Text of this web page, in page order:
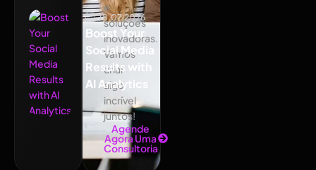
18.07.2026
Boost Your
Social Media
Results with
AI Analytics
e
soluções
inovadoras.
Vamos
criar
algo
incrível
juntos!
Agende
Agora Uma
Consultoria